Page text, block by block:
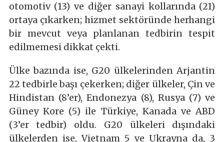
otomotiv (13) ve diğer sanayi kollarında (21)
ortaya çıkarken; hizmet sektöründe herhangi
bir mevcut veya planlanan tedbirin tespit
edilmemesi dikkat çekti.
Ülke bazında ise, G20 ülkelerinden Arjantin
22 tedbirle başı çekerken; diğer ülkeler, Çin ve
Hindistan (8’er), Endonezya (8), Rusya (7) ve
Güney Kore (5) ile Türkiye, Kanada ve ABD
(3’er tedbir) oldu. G20 ülkeleri dışındaki
ülkelerden ise, Vietnam 5 ve Ukrayna da, 3